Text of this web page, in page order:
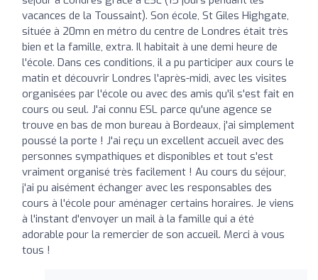
vacances de la Toussaint). Son école, St Giles Highgate,
située à 20mn en métro du centre de Londres était très
bien et la famille, extra. Il habitait à une demi heure de
l'école. Dans ces conditions, il a pu participer aux cours le
matin et découvrir Londres l'après-midi, avec les visites
organisées par l'école ou avec des amis qu'il s'est fait en
cours ou seul. J'ai connu ESL parce qu'une agence se
trouve en bas de mon bureau à Bordeaux, j'ai simplement
poussé la porte ! J'ai reçu un excellent accueil avec des
personnes sympathiques et disponibles et tout s'est
vraiment organisé très facilement ! Au cours du séjour,
j'ai pu aisément échanger avec les responsables des
cours à l'école pour aménager certains horaires. Je viens
à l'instant d'envoyer un mail à la famille qui a été
adorable pour la remercier de son accueil. Merci à vous
tous !